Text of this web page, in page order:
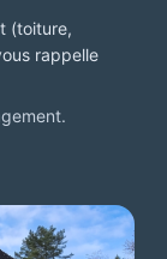
(toiture,
rappelle